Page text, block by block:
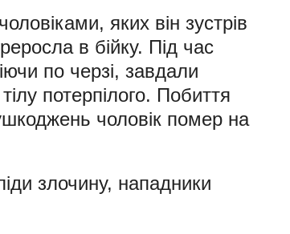
яких він зустрів
в бійку. Під час
по черзі, завдали
потерпілого. Побиття
чоловік помер на
злочину, нападники